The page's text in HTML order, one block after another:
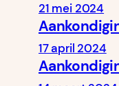
21 mei 2024
17 april 2024